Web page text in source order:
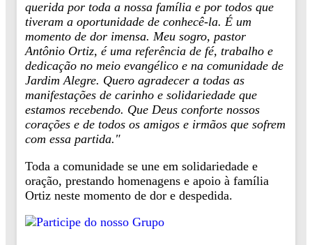
querida por toda a nossa família e por todos que
tiveram a oportunidade de conhecê-la. É um
momento de dor imensa. Meu sogro, pastor
Antônio Ortiz, é uma referência de fé, trabalho e
dedicação no meio evangélico e na comunidade de
Jardim Alegre. Quero agradecer a todas as
manifestações de carinho e solidariedade que
estamos recebendo. Que Deus conforte nossos
corações e de todos os amigos e irmãos que sofrem
com essa partida."
Toda a comunidade se une em solidariedade e
oração, prestando homenagens e apoio à família
Ortiz neste momento de dor e despedida.